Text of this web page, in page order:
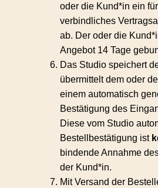
oder die Kund*in ein
verbindliches
ab. Der oder die
Angebot 14 Tage
Das Studio speichert
übermittelt dem oder
einem automatisch
Bestätigung des
Diese vom Studio
Bestellbestätigung ist
bindende Annahme
der Kund*in.
Mit Versand der